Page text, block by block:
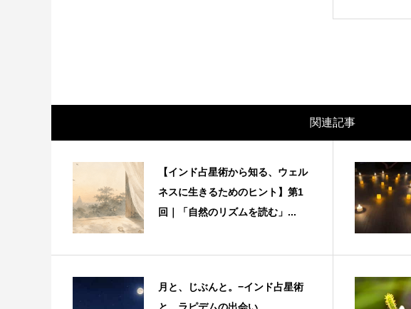
関連記事
【インド占星術から知る、ウェル
ネスに生きるためのヒント】第1
回｜「自然のリズムを読む」...
月と、じぶんと。−インド占星術